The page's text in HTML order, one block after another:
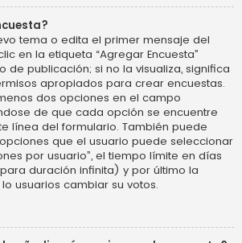
tema o edita el primer mensaje del
en la etiqueta “Agregar Encuesta”
de publicación; si no la visualiza, significa
apropiados para crear encuestas.
dos opciones en el campo
de que cada opción se encuentre
línea del formulario. También puede
que el usuario puede seleccionar
por usuario”, el tiempo límite en días
duración infinita) y por último la
usuarios cambiar su votos.